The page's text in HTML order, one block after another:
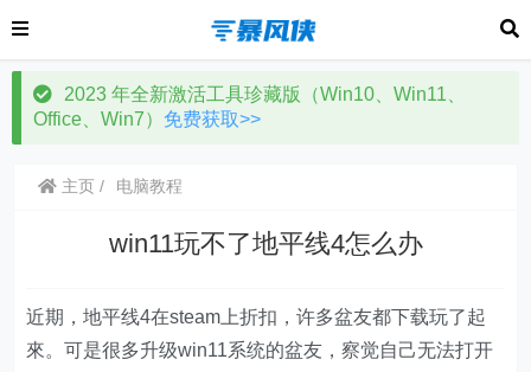
2023 年全新激活工具珍藏版（Win10、Win11、
Office、Win7） 免费获取>>
主页 电脑教程
win11玩不了地平线4怎么办
近期，地平线4在steam上折扣，许多盆友都下载玩了起
來。可是很多升级win11系统的盆友，察觉自己无法打开